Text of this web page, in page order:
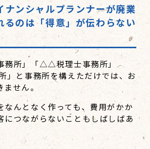
ナンシャルプランナーが廃業
るのは「得意」が伝わらない
務所」「△△税理士事務所」
」と事務所を構えただけでは、お
ません。
なんとなく作っても、費用がかか
につながらないこともしばしばあ